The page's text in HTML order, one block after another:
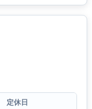
定休日